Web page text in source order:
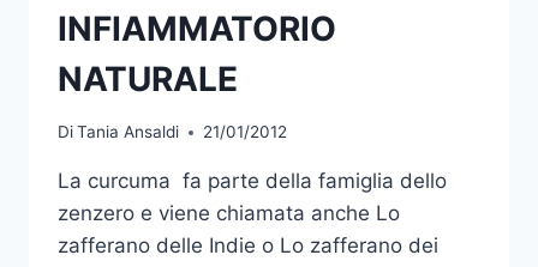
INFIAMMATORIO
NATURALE
DiTania Ansaldi 21/01/2012
La curcuma fa parte della famiglia dello
zenzero e viene chiamata anche Lo
zafferano delle Indie o Lo zafferano dei